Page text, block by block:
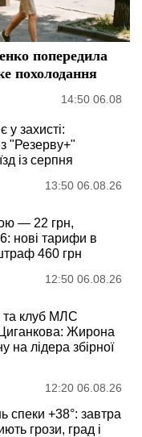
попередила
похолодання
14:50 06.08
у захисті:
"Резерву+"
із серпня
13:50 06.08.26
— 22 грн,
нові тарифи в
460 грн
12:50 06.08.26
та клуб МЛС
Жирона
на лідера збірної
12:20 06.08.26
спеки +38°: завтра
грози, град і